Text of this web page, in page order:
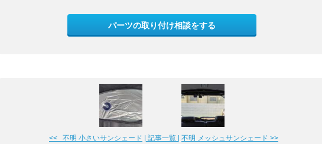
パーツの取り付け相談をする
<< 不明 小さいサンシェード | 記事一覧 | 不明 メッシュサンシェード >>